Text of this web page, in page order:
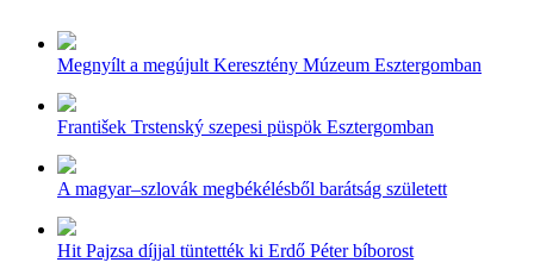
Megnyílt a megújult Keresztény Múzeum Esztergomban
František Trstenský szepesi püspök Esztergomban
A magyar–szlovák megbékélésből barátság született
Hit Pajzsa díjjal tüntették ki Erdő Péter bíborost